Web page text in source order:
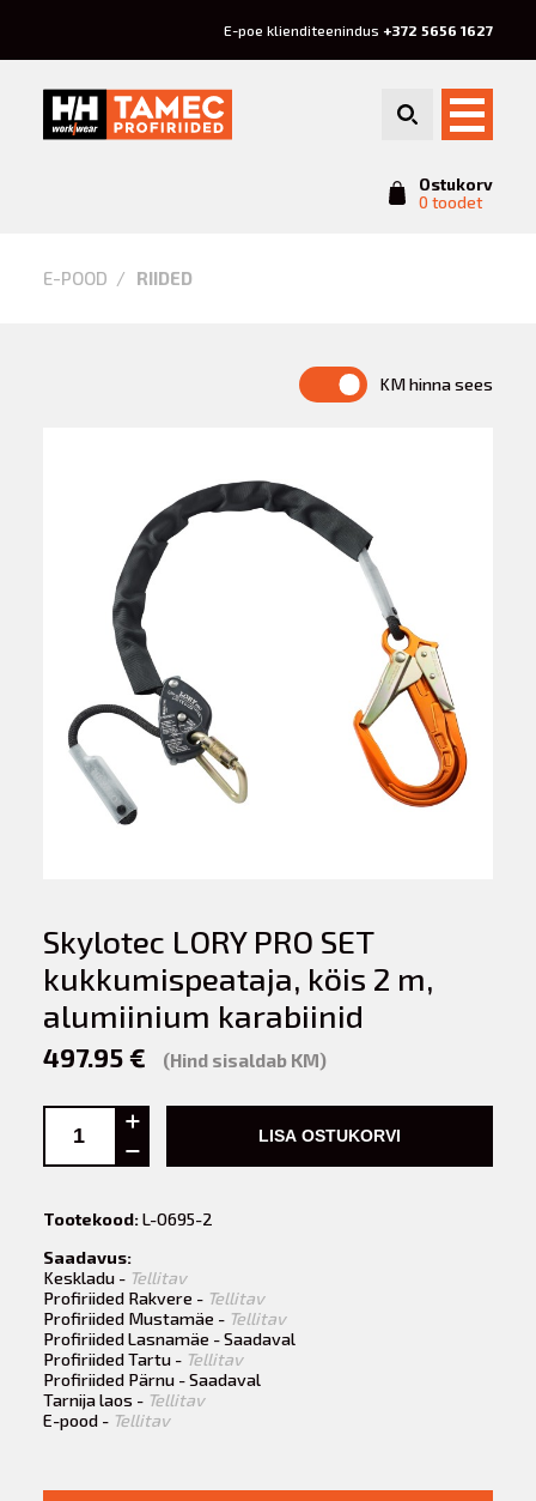
E-poe klienditeenindus +372 5656 1627
Ostukorv
0 toodet
Riided
E-POOD RIIDED
KM hinna sees
Skylotec LORY PRO SET
kukkumispeataja, köis 2 m,
alumiinium karabiinid
497.95 € (Hind sisaldab KM)
LISA OSTUKORVI
Tootekood:L-0695-2
Saadavus:
Keskladu - Tellitav
Profiriided Rakvere - Tellitav
Profiriided Mustamäe - Tellitav
Profiriided Lasnamäe - Saadaval
Profiriided Tartu - Tellitav
Profiriided Pärnu - Saadaval
Tarnija laos - Tellitav
E-pood - Tellitav